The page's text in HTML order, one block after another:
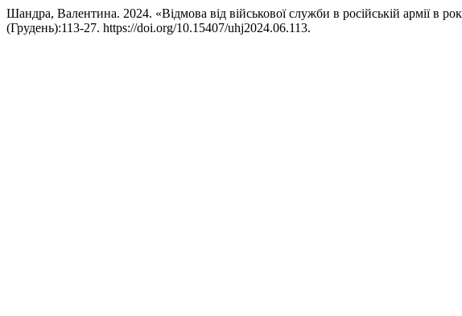
Шандра, Валентина. 2024. «Відмова від військової служби в російській армії в
(Грудень):113-27. https://doi.org/10.15407/uhj2024.06.113.